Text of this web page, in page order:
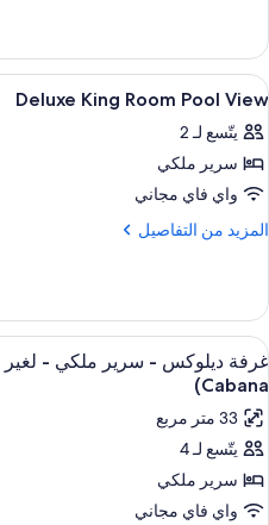
لغير
المدخنين
-
بمنظر
للمسبح
غرفة
ديلوكس
-
كبيران
-
المدخنين
-
بمنظر
استعراض
جميع
صور
Deluxe
King
Room
4
Deluxe King Room Pool View
يتّسع لـ 2
سرير ملكي
واي فاي مجاني
المزيد من التفاصيل
المزيد
Deluxe
King
Room
Pool
استعراض
جميع
صور
غرفة
ديلوكس
-
سرير
9
Cabana)
33 متر مربع
يتّسع لـ 4
سرير ملكي
واي فاي مجاني